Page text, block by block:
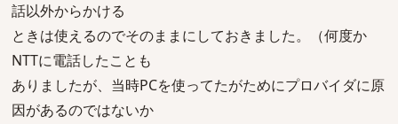
話以外からかける
ときは使えるのでそのままにしておきました。（何度か
NTTに電話したことも
ありましたが、当時PCを使ってたがためにプロバイダに原
因があるのではないか